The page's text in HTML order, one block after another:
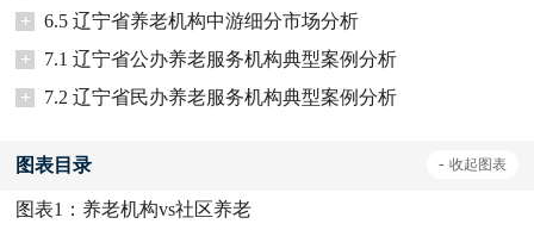
+
6.5 辽宁省养老机构中游细分市场分析
+
7.1 辽宁省公办养老服务机构典型案例分析
+
7.2 辽宁省民办养老服务机构典型案例分析
图表目录 - 收起图表
图表1： 养老机构vs社区养老